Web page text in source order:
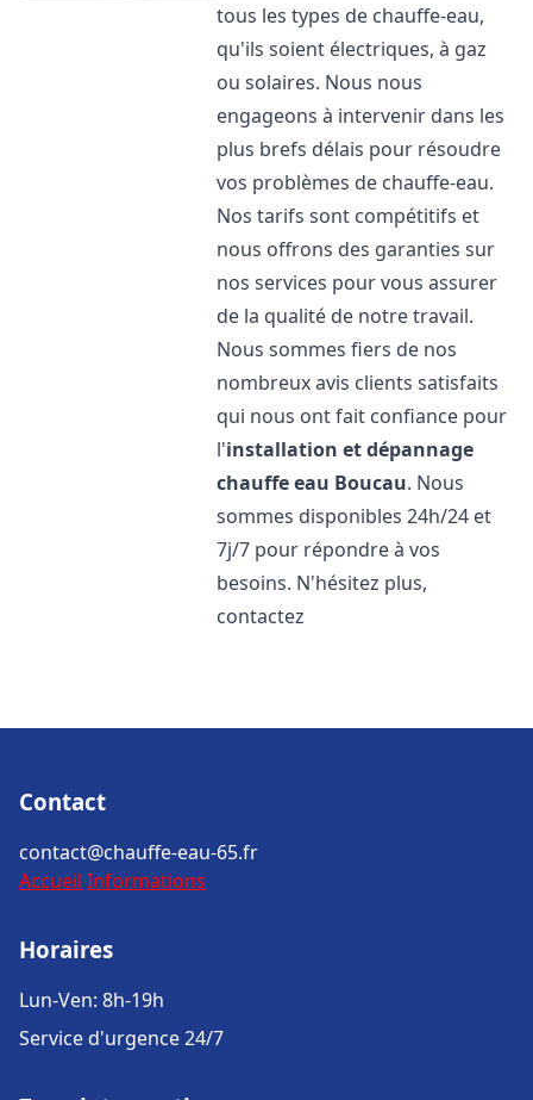
tous les types de chauffe-eau,
qu'ils soient électriques, à gaz
ou solaires. Nous nous
engageons à intervenir dans les
plus brefs délais pour résoudre
vos problèmes de chauffe-eau.
Nos tarifs sont compétitifs et
nous offrons des garanties sur
nos services pour vous assurer
de la qualité de notre travail.
Nous sommes fiers de nos
nombreux avis clients satisfaits
qui nous ont fait confiance pour
l'installation et dépannage
chauffe eau Boucau. Nous
sommes disponibles 24h/24 et
7j/7 pour répondre à vos
besoins. N'hésitez plus,
contactez
Contact
contact@chauffe-eau-65.fr
Accueil Informations
Horaires
Lun-Ven: 8h-19h
Service d'urgence 24/7